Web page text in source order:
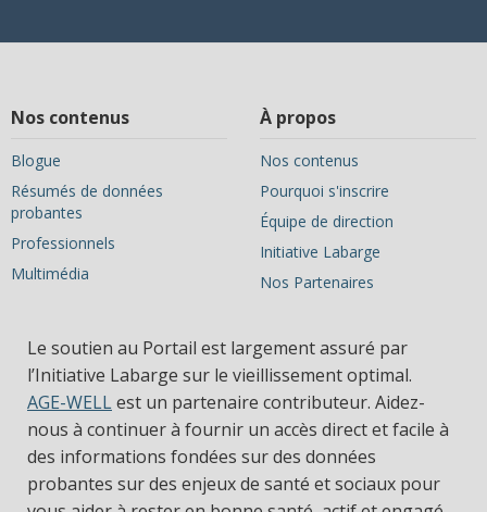
Nos contenus
Blogue
Résumés de données
probantes
Professionnels
Multimédia
À propos
Nos contenus
Pourquoi s'inscrire
Équipe de direction
Initiative Labarge
Nos Partenaires
Le soutien au Portail est largement assuré par
l’Initiative Labarge sur le vieillissement optimal.
AGE-WELLest un partenaire contributeur. Aidez-
nous à continuer à fournir un accès direct et facile à
des informations fondées sur des données
probantes sur des enjeux de santé et sociaux pour